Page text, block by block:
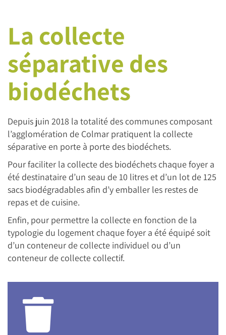
La collecte
séparative des
biodéchets
Depuis juin 2018 la totalité des communes composant
l’agglomération de Colmar pratiquent la collecte
séparative en porte à porte des biodéchets.
Pour faciliter la collecte des biodéchets chaque foyer a
été destinataire d’un seau de 10 litres et d’un lot de 125
sacs biodégradables afin d’y emballer les restes de
repas et de cuisine.
Enfin, pour permettre la collecte en fonction de la
typologie du logement chaque foyer a été équipé soit
d’un conteneur de collecte individuel ou d’un
conteneur de collecte collectif.